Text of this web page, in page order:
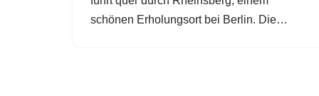
schönen Erholungsort bei Berlin. Die…